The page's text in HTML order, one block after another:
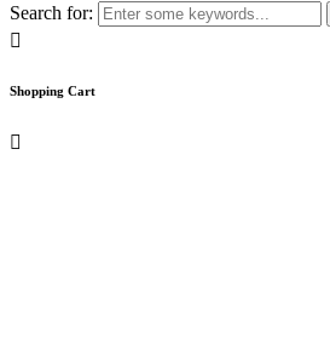
Search for:
Shopping Cart